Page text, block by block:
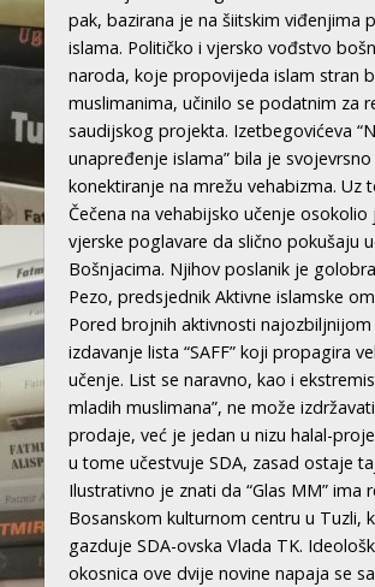
pak, bazirana je na šiitskim viđenjima
islama. Političko i vjersko vođstvo
naroda, koje propovijeda islam stran
muslimanima, učinilo se podatnim za
saudijskog projekta. Izetbegovićeva
unapređenje islama” bila je svojevrsno
konektiranje na mrežu vehabizma. Uz
Čečena na vehabijsko učenje osokolio
vjerske poglavare da slično pokušaju
Bošnjacima. Njihov poslanik je
Pezo, predsjednik Aktivne islamske
Pored brojnih aktivnosti najozbiljnijom
izdavanje lista “SAFF” koji propagira
učenje. List se naravno, kao i
mladih muslimana”, ne može
prodaje, već je jedan u nizu halal-
u tome učestvuje SDA, zasad ostaje
Ilustrativno je znati da “Glas MM” ima
Bosanskom kulturnom centru u Tuzli,
gazduje SDA-ovska Vlada TK.
okosnica ove dvije novine napaja se